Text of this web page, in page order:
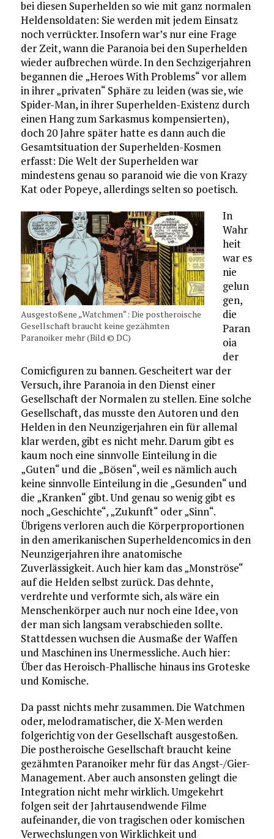
bei diesen Superhelden so wie mit ganz normalen
Heldensoldaten: Sie werden mit jedem Einsatz
noch verrückter. Insofern war’s nur eine Frage
der Zeit, wann die Paranoia bei den Superhelden
wieder aufbrechen würde. In den Sechzigerjahren
begannen die „Heroes With Problems“ vor allem
in ihrer „privaten“ Sphäre zu leiden (was sie, wie
Spider-Man, in ihrer Superhelden-Existenz durch
einen Hang zum Sarkasmus kompensierten),
doch 20 Jahre später hatte es dann auch die
Gesamtsituation der Superhelden-Kosmen
erfasst: Die Welt der Superhelden war
mindestens genau so paranoid wie die von Krazy
Kat oder Popeye, allerdings selten so poetisch.
Ausgestoßene „Watchmen“: Die postheroische
Gesellschaft braucht keine gezähmten
Paranoiker mehr (Bild © DC)
In
Wahr
heit
war es
nie
gelun
gen,
die
Paran
oia
der
Comicfiguren zu bannen. Gescheitert war der
Versuch, ihre Paranoia in den Dienst einer
Gesellschaft der Normalen zu stellen. Eine solche
Gesellschaft, das musste den Autoren und den
Helden in den Neunzigerjahren ein für allemal
klar werden, gibt es nicht mehr. Darum gibt es
kaum noch eine sinnvolle Einteilung in die
„Guten“ und die „Bösen“, weil es nämlich auch
keine sinnvolle Einteilung in die „Gesunden“ und
die „Kranken“ gibt. Und genau so wenig gibt es
noch „Geschichte“, „Zukunft“ oder „Sinn“.
Übrigens verloren auch die Körperproportionen
in den amerikanischen Superheldencomics in den
Neunzigerjahren ihre anatomische
Zuverlässigkeit. Auch hier kam das „Monströse“
auf die Helden selbst zurück. Das dehnte,
verdrehte und verformte sich, als wäre ein
Menschenkörper auch nur noch eine Idee, von
der man sich langsam verabschieden sollte.
Stattdessen wuchsen die Ausmaße der Waffen
und Maschinen ins Unermessliche. Auch hier:
Über das Heroisch-Phallische hinaus ins Groteske
und Komische.
Da passt nichts mehr zusammen. Die Watchmen
oder, melodramatischer, die X-Men werden
folgerichtig von der Gesellschaft ausgestoßen.
Die postheroische Gesellschaft braucht keine
gezähmten Paranoiker mehr für das Angst-/Gier-
Management. Aber auch ansonsten gelingt die
Integration nicht mehr wirklich. Umgekehrt
folgen seit der Jahrtausendwende Filme
aufeinander, die von tragischen oder komischen
Verwechslungen von Wirklichkeit und